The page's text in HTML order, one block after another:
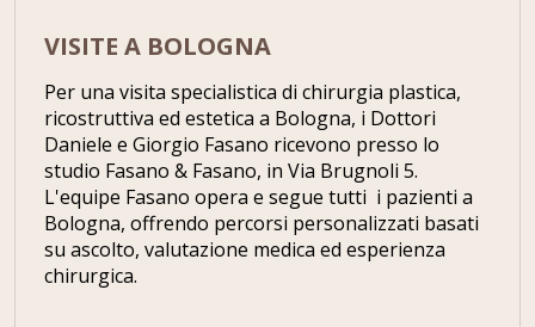
VISITE A BOLOGNA
Per una visita specialistica di chirurgia plastica,
ricostruttiva ed estetica a Bologna, i Dottori
Daniele e Giorgio Fasano ricevono presso lo
studio Fasano & Fasano, in Via Brugnoli 5.
L'equipe Fasano opera e segue tutti i pazienti a
Bologna, offrendo percorsi personalizzati basati
su ascolto, valutazione medica ed esperienza
chirurgica.